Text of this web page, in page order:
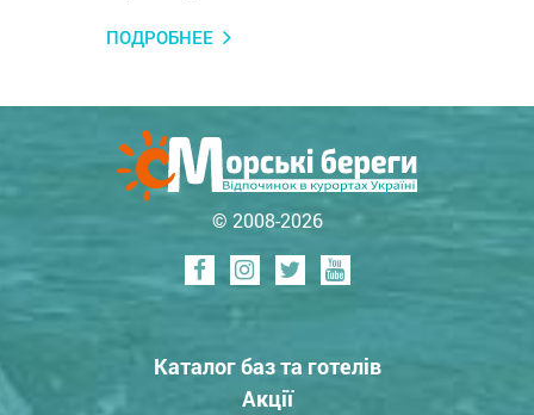
ПОДРОБНЕЕ
© 2008-2026
Каталог баз та готелів
Акції